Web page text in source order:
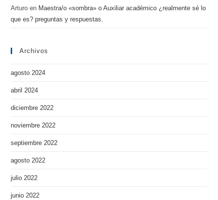
Arturo en Maestra/o «sombra» o Auxiliar académico ¿realmente sé lo
que es? preguntas y respuestas.
Archivos
agosto 2024
abril 2024
diciembre 2022
noviembre 2022
septiembre 2022
agosto 2022
julio 2022
junio 2022